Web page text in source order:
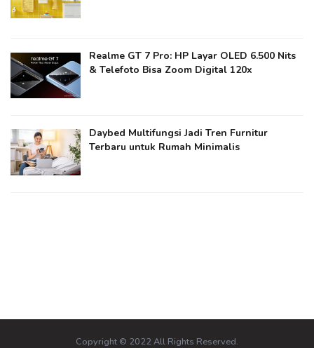
Realme GT 7 Pro: HP Layar OLED 6.500 Nits
& Telefoto Bisa Zoom Digital 120x
Daybed Multifungsi Jadi Tren Furnitur
Terbaru untuk Rumah Minimalis
Copyright © 2022 All Rights Reserved.